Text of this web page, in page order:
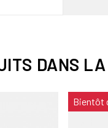
DANS
Bientôt